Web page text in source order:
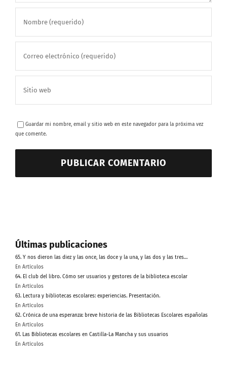
Guardar mi nombre, email y sitio web en este navegador para la próxima vez
que comente.
Últimas publicaciones
65. Y nos dieron las diez y las once, las doce y la una, y las dos y las tres…
En Artículos
64. El club del libro. Cómo ser usuarios y gestores de la biblioteca escolar
En Artículos
63. Lectura y bibliotecas escolares: experiencias. Presentación.
En Artículos
62. Crónica de una esperanza: breve historia de las Bibliotecas Escolares españolas
En Artículos
61. Las Bibliotecas escolares en Castilla-La Mancha y sus usuarios
En Artículos